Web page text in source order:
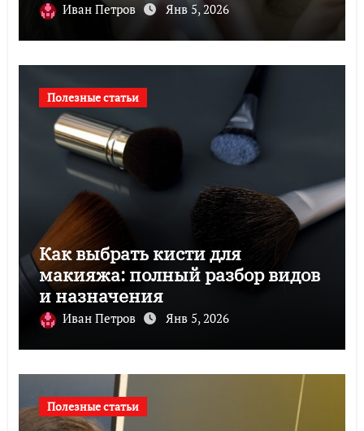
Иван Петров Янв 5, 2026
Полезные статьи
Как выбрать кисти для
макияжа: полный разбор видов
и назначения
Иван Петров Янв 5, 2026
Полезные статьи